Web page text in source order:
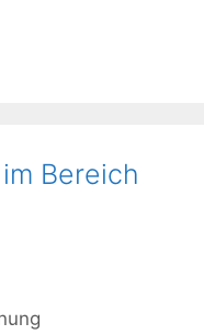
Bereich